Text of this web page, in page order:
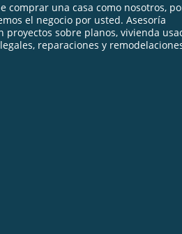
comprar una casa como nosotros,
el negocio por usted. Asesoría
proyectos sobre planos, vivienda
reparaciones y